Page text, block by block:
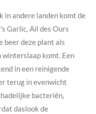
in andere landen komt de
Garlic, Ail des Ours
beer deze plant als
komt. Een
in een reinigende
terug in evenwicht
bacteriën,
daslook de